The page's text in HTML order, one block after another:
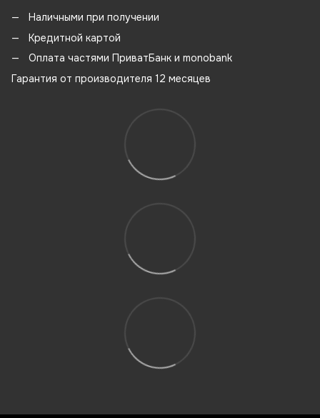
Наличными при получении
Кредитной картой
Оплата частями ПриватБанк и monobank
Гарантия от производителя 12 месяцев